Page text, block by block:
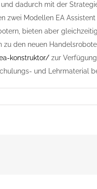
dadurch mit der
zwei Modellen EA
bieten aber
zu den neuen
konstruktor/ zur
und Lehrmaterial